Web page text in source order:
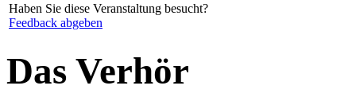
Haben Sie diese Veranstaltung besucht?
Feedback abgeben
Das Verhör